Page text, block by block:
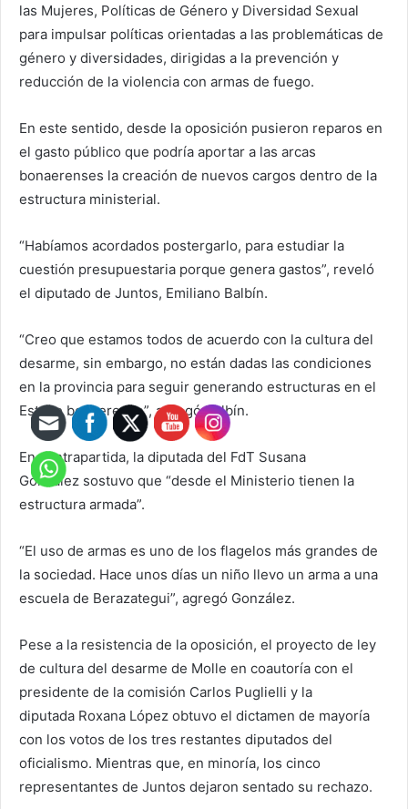
las Mujeres, Políticas de Género y Diversidad Sexual
para impulsar políticas orientadas a las problemáticas de
género y diversidades, dirigidas a la prevención y
reducción de la violencia con armas de fuego.
En este sentido, desde la oposición pusieron reparos en
el gasto público que podría aportar a las arcas
bonaerenses la creación de nuevos cargos dentro de la
estructura ministerial.
“Habíamos acordados postergarlo, para estudiar la
cuestión presupuestaria porque genera gastos”, reveló
el diputado de Juntos, Emiliano Balbín.
“Creo que estamos todos de acuerdo con la cultura del
desarme, sin embargo, no están dadas las condiciones
en la provincia para seguir generando estructuras en el
Estado bonaerense”, agregó Balbín.
En contrapartida, la diputada del FdT Susana
González sostuvo que “desde el Ministerio tienen la
estructura armada”.
“El uso de armas es uno de los flagelos más grandes de
la sociedad. Hace unos días un niño llevo un arma a una
escuela de Berazategui”, agregó González.
Pese a la resistencia de la oposición, el proyecto de ley
de cultura del desarme de Molle en coautoría con el
presidente de la comisión Carlos Puglielli y la
diputada Roxana López obtuvo el dictamen de mayoría
con los votos de los tres restantes diputados del
oficialismo. Mientras que, en minoría, los cinco
representantes de Juntos dejaron sentado su rechazo.